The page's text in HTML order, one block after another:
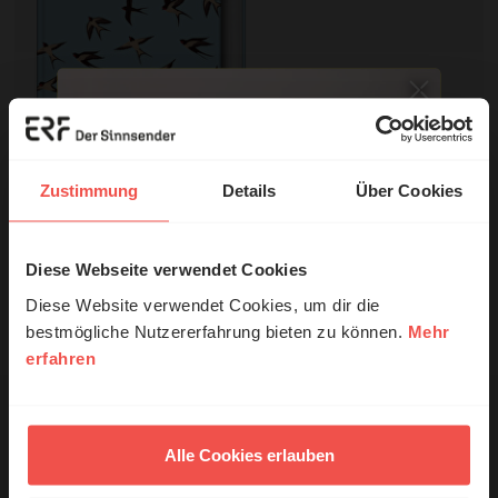
Zustimmung Details Über Cookies
Diese Webseite verwendet Cookies
Diese Website verwendet Cookies, um dir die
bestmögliche Nutzererfahrung bieten zu können. Mehr
erfahren
Alle Cookies erlauben
Beziehungsgewiss
Eckstein, Hans-Joachim
28,00 EUR
Mit einer Bestellung in unserem Shop unterstützen Sie die Arbeit
des ERF.
Nutzungsrechte
© Ruth Schneider / ERF